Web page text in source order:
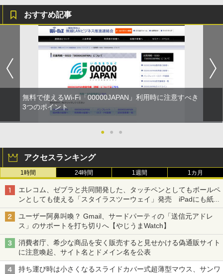
おすすめ記事
無料で使えるWi-Fi「00000JAPAN」利用時に注意すべき
3つのポイント
● ● ●
アクセスランキング
1時間 24時間 1週間 1カ月
エレコム、ゼブラと共同開発した、タッチペンとしてもボールペ
ンとしても使える「スタイラスツーウェイ」発売 iPadにも紙に
も、持ち替えずに書き込める
ユーザー阿鼻叫喚？ Gmail、サードパーティの「送信元アドレ
ス」のサポートを打ち切りへ【やじうまWatch】
消費者庁、希少な商品を安く販売すると見せかける偽通販サイト
に注意喚起、サイト名とドメイン名を公表
持ち運び時は小さくなるスライドカバー式超薄型マウス、サンワ